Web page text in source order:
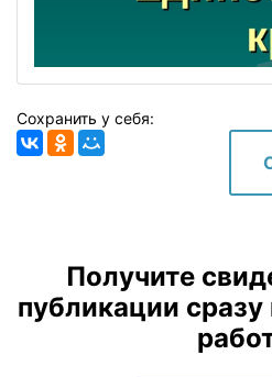
Единственная красота,
здоровьеГенрих Гейне
Сохранить у себя:
Получите
публикации сразу